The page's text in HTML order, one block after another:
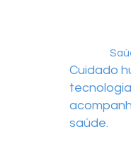
Cuidado
saúde.